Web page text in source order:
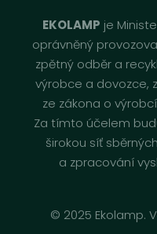
EKOLAMP je
oprávněný
zpětný odběr a
výrobce a dovozce,
ze zákona o
Za tímto účelem
širokou síť
a zpracování
© 2025 Ekolamp.